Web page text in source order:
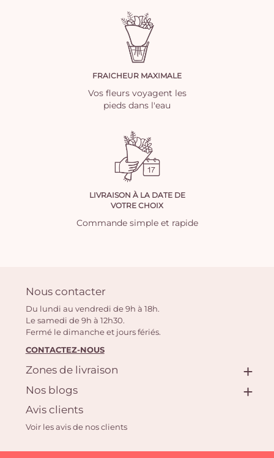
FRAICHEUR MAXIMALE
Vos fleurs voyagent les
pieds dans l'eau
LIVRAISON À LA DATE DE
VOTRE CHOIX
Commande simple et rapide
Nous contacter
Du lundi au vendredi de 9h à 18h.
Le samedi de 9h à 12h30.
Fermé le dimanche et jours fériés.
CONTACTEZ-NOUS
Zones de livraison
Nos blogs
Avis clients
Voir les avis de nos clients